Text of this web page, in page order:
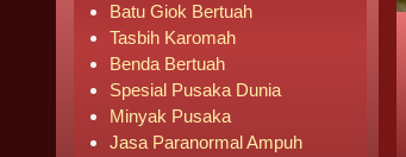
Batu Giok Bertuah
Tasbih Karomah
Benda Bertuah
Spesial Pusaka Dunia
Minyak Pusaka
Jasa Paranormal Ampuh